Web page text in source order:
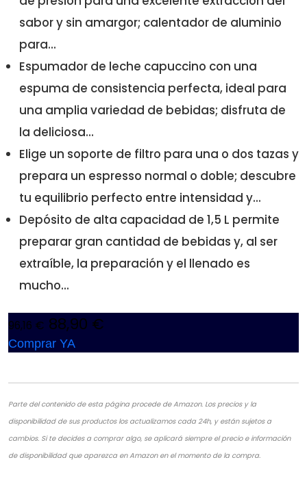
sabor y sin amargor; calentador de aluminio
para...
Espumador de leche capuccino con una
espuma de consistencia perfecta, ideal para
una amplia variedad de bebidas; disfruta de
la deliciosa...
Elige un soporte de filtro para una o dos tazas y
prepara un espresso normal o doble; descubre
tu equilibrio perfecto entre intensidad y...
Depósito de alta capacidad de 1,5 L permite
preparar gran cantidad de bebidas y, al ser
extraíble, la preparación y el llenado es
mucho...
96,16 € 88,90 €
Comprar YA
Parte del contenido de esta página procede de Amazon. Los precios y la
disponibilidad de sus productos los actualizamos cada 24h, y están sujetos a
cambios. Si te decides a comprar algo, se aplicará siempre el precio e información
de disponibilidad que aparezca en Amazon en el momento de la compra.